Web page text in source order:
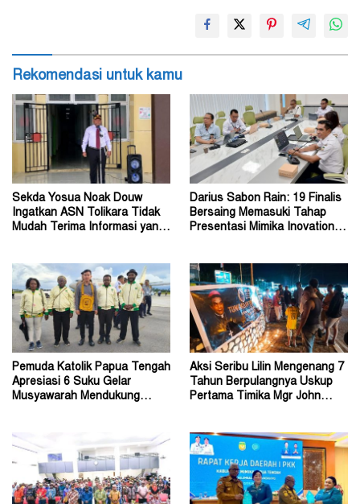
Rekomendasi untuk kamu
Sekda Yosua Noak Douw
Ingatkan ASN Tolikara Tidak
Mudah Terima Informasi yang
Darius Sabon Rain: 19 Finalis
Bersaing Memasuki Tahap
Presentasi Mimika Inovation
Pemuda Katolik Papua Tengah
Apresiasi 6 Suku Gelar
Musyawarah Mendukung
Aksi Seribu Lilin Mengenang 7
Tahun Berpulangnya Uskup
Pertama Timika Mgr John